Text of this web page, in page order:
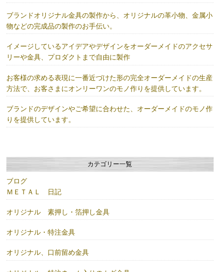
ブランドオリジナル金具の製作から、オリジナルの革小物、金属小
物などの完成品の製作のお手伝い。
イメージしているアイデアやデザインをオーダーメイドのアクセサ
リーや金具、プロダクトまで自由に製作
お客様の求める表現に一番近づけた形の完全オーダーメイドの生産
方法で、お客さまにオンリーワンのモノ作りを提供しています。
ブランドのデザインやご希望に合わせた、オーダーメイドのモノ作
りを提供しています。
カテゴリー一覧
ブログ
ＭＥＴＡＬ 日記
オリジナル 素押し・箔押し金具
オリジナル・特注金具
オリジナル、口前留め金具